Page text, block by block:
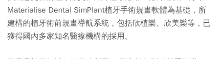
Materialise Dental SimPlant植牙手術規畫軟體為基礎，所
建構的植牙術前規畫導航系統，包括欣植樂、欣美樂等，已
獲得國內多家知名醫療機構的採用。